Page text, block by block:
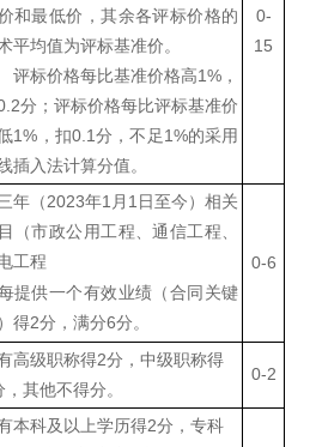
和最低价，其余各评标价格的
平均值为评标基准价。
评标价格每比基准价格高1%，
分；评标价格每比评标基准价
1%，扣0.1分，不足1%的采用
插入法计算分值。
0-
15
年（2023年1月1日至今）相关
（市政公用工程、通信工程、
工程
提供一个有效业绩 （合同关键
得2分，满分6分。
0-6
高级职称得2分，中级职称得
，其他不得分。
0-2
本科及以上学历得2分，专科